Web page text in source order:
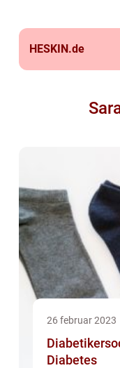
HESKIN.de
26 februar 2023
Diabetes